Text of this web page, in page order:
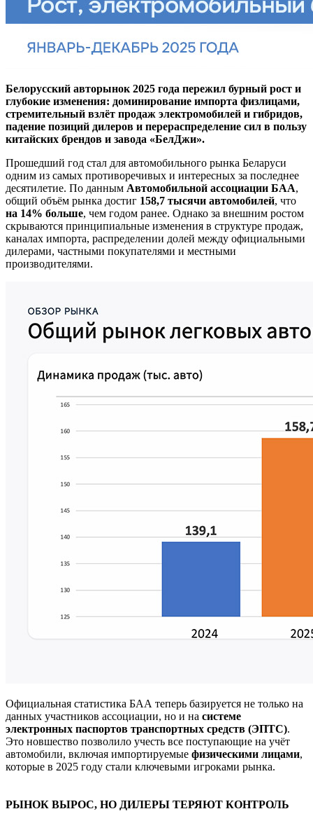
Белорусский авторынок 2025 года пережил бурный рост и
глубокие изменения: доминирование импорта физлицами,
стремительный взлёт продаж электромобилей и гибридов,
падение позиций дилеров и перераспределение сил в пользу
китайских брендов и завода «БелДжи».
Прошедший год стал для автомобильного рынка Беларуси
одним из самых противоречивых и интересных за последнее
десятилетие. По данным Автомобильной ассоциации БАА,
общий объём рынка достиг 158,7 тысячи автомобилей, что
на 14% больше, чем годом ранее. Однако за внешним ростом
скрываются принципиальные изменения в структуре продаж,
каналах импорта, распределении долей между официальными
дилерами, частными покупателями и местными
производителями.
Официальная статистика БАА теперь базируется не только на
данных участников ассоциации, но и на системе
электронных паспортов транспортных средств (ЭПТС).
Это новшество позволило учесть все поступающие на учёт
автомобили, включая импортируемые физическими лицами,
которые в 2025 году стали ключевыми игроками рынка.
РЫНОК ВЫРОС, НО ДИЛЕРЫ ТЕРЯЮТ КОНТРОЛЬ